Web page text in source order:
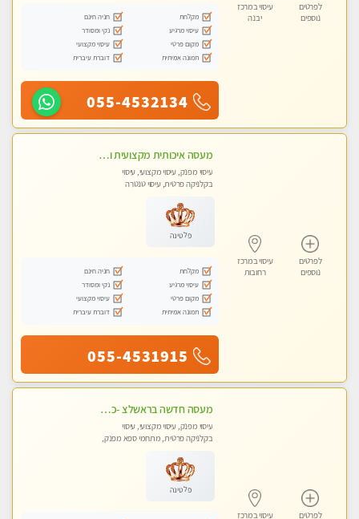
לפרטים
נוספים
עיסוי במרכז
יבנה
מקלחת
חניה חינם
עיסוי מרגיע
נקי ומסודר
מקום פרטי
עיסוי מקצועי
תמונה אמיתית
דוברת עיברית
055-4532134
לפרטים
נוספים
עיסוי במרכז
רחובות
מעסה איכותית מקצועית ומפנקת
עיסוי מפנק, עיסוי מקצועי, עיסוי
בקלניקה פרטית, עיסוי טנטרה
פלטינה
מקלחת
חניה חינם
עיסוי מרגיע
נקי ומסודר
מקום פרטי
עיסוי מקצועי
תמונה אמיתית
דוברת עיברית
055-4531915
לפרטים
עיסוי במרכז
מעסה חדשה בראשלצ -כל סוגי העיסויים מעסה מקצועית ואיכותית פרטי!!!מומלץ לחלוטין!!
עיסוי מפנק, עיסוי מקצועי, עיסוי
בקלניקה פרטית, מתחמי ספא מפנק,
פלטינה